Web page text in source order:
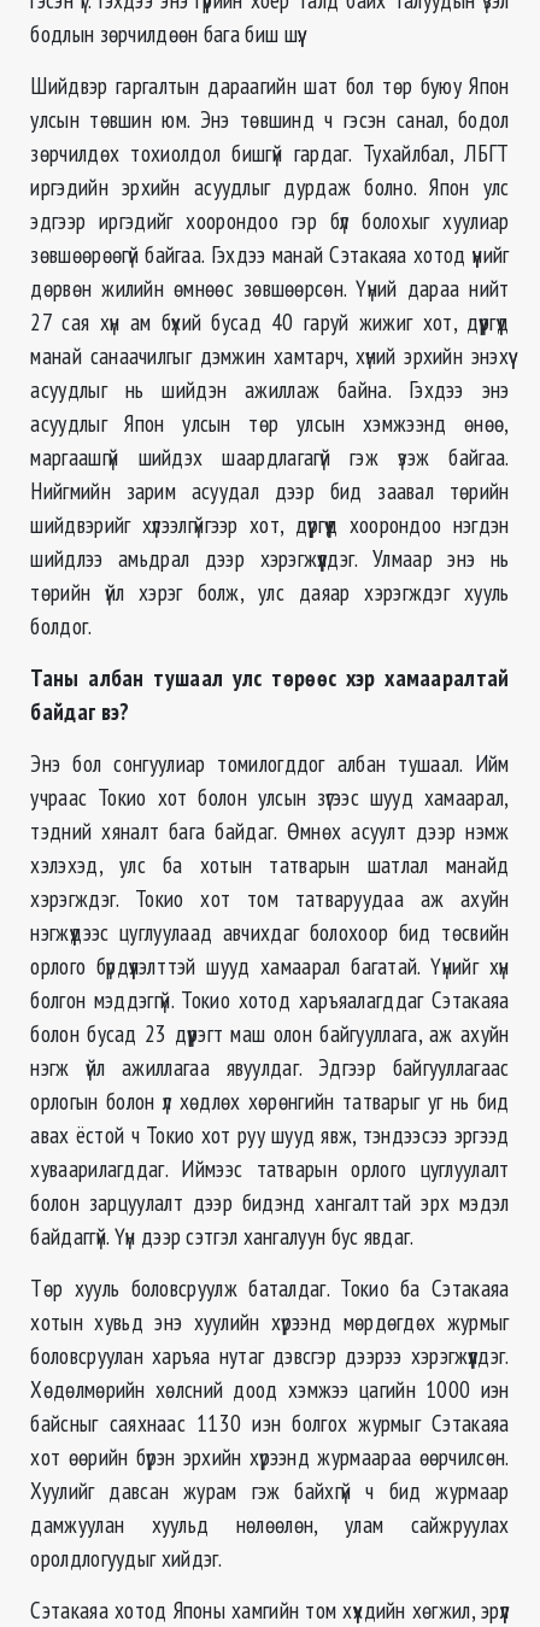
бодлын зөрчилдөөн бага биш шүү.
Шийдвэр гаргалтын дараагийн шат бол төр буюу Япон
улсын төвшин юм. Энэ төвшинд ч гэсэн санал, бодол
зөрчилдөх тохиолдол бишгүй гардаг. Тухайлбал, ЛБГТ
иргэдийн эрхийн асуудлыг дурдаж болно. Япон улс
эдгээр иргэдийг хоорондоо гэр бүл болохыг хуулиар
зөвшөөрөөгүй байгаа. Гэхдээ манай Сэтакаяа хотод үүнийг
дөрвөн жилийн өмнөөс зөвшөөрсөн. Үүний дараа нийт
27 сая хүн ам бүхий бусад 40 гаруй жижиг хот, дүүргүүд
манай санаачилгыг дэмжин хамтарч, хүний эрхийн энэхүү
асуудлыг нь шийдэн ажиллаж байна. Гэхдээ энэ
асуудлыг Япон улсын төр улсын хэмжээнд өнөө,
маргаашгүй шийдэх шаардлагагүй гэж үзэж байгаа.
Нийгмийн зарим асуудал дээр бид заавал төрийн
шийдвэрийг хүлээлгүйгээр хот, дүүргүүд хоорондоо нэгдэн
шийдлээ амьдрал дээр хэрэгжүүлдэг. Улмаар энэ нь
төрийн үйл хэрэг болж, улс даяар хэрэгждэг хууль
болдог.
Таны албан тушаал улс төрөөс хэр хамааралтай
байдаг вэ?
Энэ бол сонгуулиар томилогддог албан тушаал. Ийм
учраас Токио хот болон улсын зүгээс шууд хамаарал,
тэдний хяналт бага байдаг. Өмнөх асуулт дээр нэмж
хэлэхэд, улс ба хотын татварын шатлал манайд
хэрэгждэг. Токио хот том татваруудаа аж ахуйн
нэгжүүдээс цуглуулаад авчихдаг болохоор бид төсвийн
орлого бүрдүүлэлттэй шууд хамаарал багатай. Үүнийг хүн
болгон мэддэггүй. Токио хотод харъяалагддаг Сэтакаяа
болон бусад 23 дүүрэгт маш олон байгууллага, аж ахуйн
нэгж үйл ажиллагаа явуулдаг. Эдгээр байгууллагаас
орлогын болон үл хөдлөх хөрөнгийн татварыг уг нь бид
авах ёстой ч Токио хот руу шууд явж, тэндээсээ эргээд
хуваарилагддаг. Иймээс татварын орлого цуглуулалт
болон зарцуулалт дээр бидэнд хангалттай эрх мэдэл
байдаггүй. Үүн дээр сэтгэл хангалуун бус явдаг.
Төр хууль боловсруулж баталдаг. Токио ба Сэтакаяа
хотын хувьд энэ хуулийн хүрээнд мөрдөгдөх журмыг
боловсруулан харъяа нутаг дэвсгэр дээрээ хэрэгжүүлдэг.
Хөдөлмөрийн хөлсний доод хэмжээ цагийн 1000 иэн
байсныг саяхнаас 1130 иэн болгох журмыг Сэтакаяа
хот өөрийн бүрэн эрхийн хүрээнд журмаараа өөрчилсөн.
Хуулийг давсан журам гэж байхгүй ч бид журмаар
дамжуулан хуульд нөлөөлөн, улам сайжруулах
оролдлогуудыг хийдэг.
Сэтакаяа хотод Японы хамгийн том хүүхдийн хөгжил, эрүүл